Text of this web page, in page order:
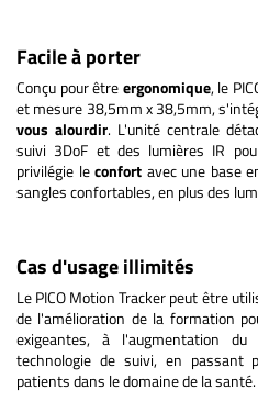
Facile à porter
Conçu pour êtreergonomique, le
et mesure 38,5mm x 38,5mm,
vous alourdir. L'unité centrale
suivi 3DoF et des lumières IR
privilégie leconfort avec une base
sangles confortables, en plus des
Cas d'usage illimités
Le PICO Motion Tracker peut être
de l'amélioration de la formation
exigeantes, à l'augmentation
technologie de suivi, en passant
patients dans le domaine de la santé.